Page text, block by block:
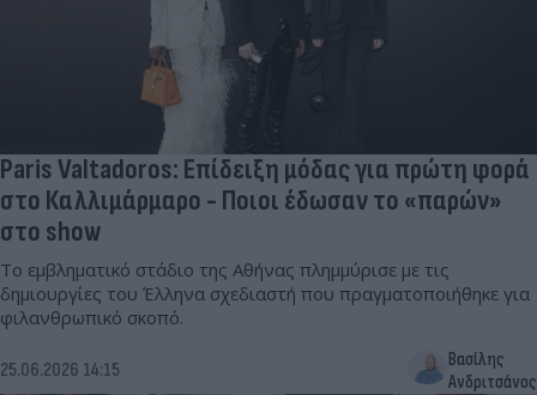
Paris Valtadoros: Επίδειξη μόδας για πρώτη φορά
στο Καλλιμάρμαρο - Ποιοι έδωσαν το «παρών»
στο show
Το εμβληματικό στάδιο της Αθήνας πλημμύρισε με τις
δημιουργίες του Έλληνα σχεδιαστή που πραγματοποιήθηκε για
φιλανθρωπικό σκοπό.
25.06.2026 14:15
Βασίλης
Ανδριτσάνος